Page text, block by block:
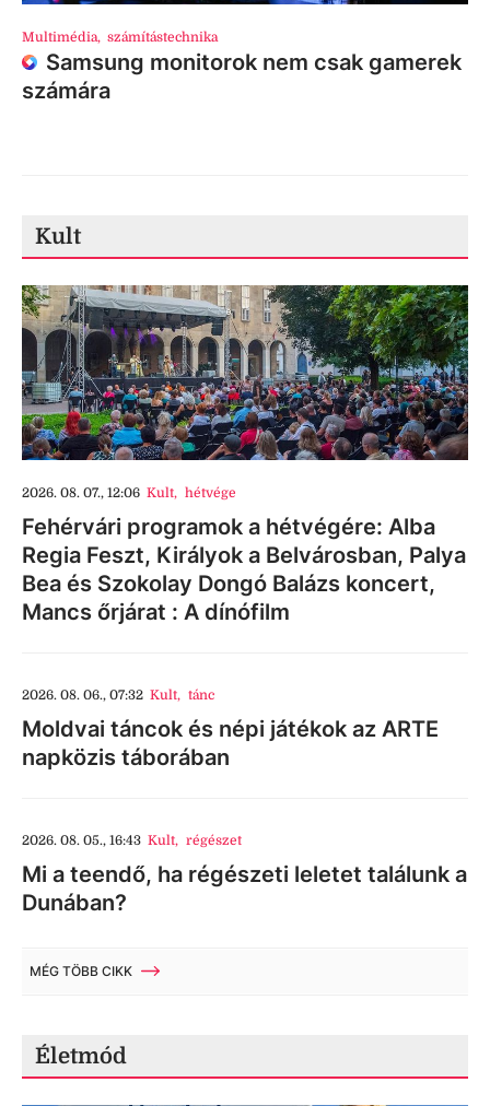
Multimédia, számítástechnika
Samsung monitorok nem csak gamerek
számára
Kult
2026. 08. 07., 12:06 Kult, hétvége
Fehérvári programok a hétvégére: Alba
Regia Feszt, Királyok a Belvárosban, Palya
Bea és Szokolay Dongó Balázs koncert,
Mancs őrjárat : A dínófilm
2026. 08. 06., 07:32 Kult, tánc
Moldvai táncok és népi játékok az ARTE
napközis táborában
2026. 08. 05., 16:43 Kult, régészet
Mi a teendő, ha régészeti leletet találunk a
Dunában?
MÉG TÖBB CIKK
Életmód